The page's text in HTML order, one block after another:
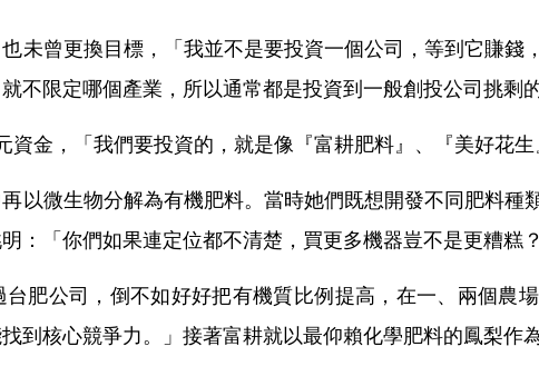
未曾更換目標，「我並不是要投資一個公司，等到它賺錢
不限定哪個產業，所以通常都是投資到一般創投公司挑剩的
資金，「我們要投資的，就是像『富耕肥料』、『美好花生
以微生物分解為有機肥料。當時她們既想開發不同肥料種
：「你們如果連定位都不清楚，買更多機器豈不是更糟糕？
肥公司，倒不如好好把有機質比例提高，在一、兩個農
到核心競爭力。」接著富耕就以最仰賴化學肥料的鳳梨作